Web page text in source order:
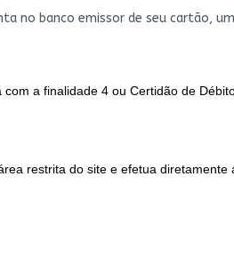
no banco emissor de seu cartão,
a finalidade 4 ou Certidão de
restrita do site e efetua